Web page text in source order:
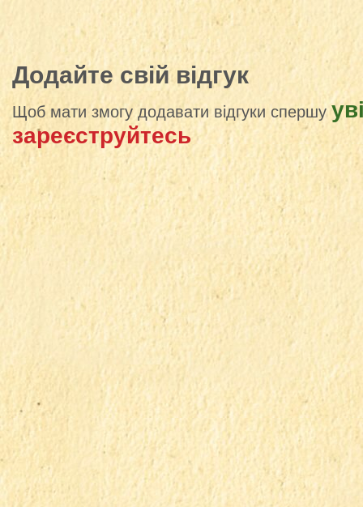
Додайте свій відгук
Щоб мати змогу додавати відгуки спершу
зареєструйтесь